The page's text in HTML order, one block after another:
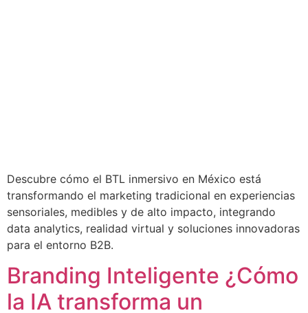
Descubre cómo el BTL inmersivo en México está
transformando el marketing tradicional en experiencias
sensoriales, medibles y de alto impacto, integrando
data analytics, realidad virtual y soluciones innovadoras
para el entorno B2B.
Branding Inteligente ¿Cómo
la IA transforma un